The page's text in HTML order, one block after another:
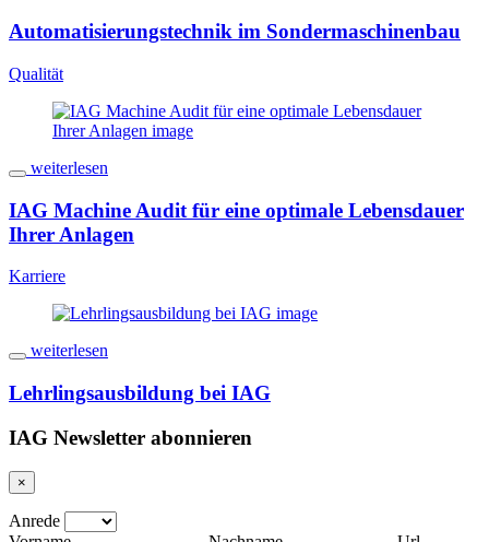
Automatisierungstechnik im Sondermaschinenbau
Qualität
weiterlesen
IAG Machine Audit für eine optimale Lebensdauer
Ihrer Anlagen
Karriere
weiterlesen
Lehrlingsausbildung bei IAG
IAG Newsletter abonnieren
×
Anrede